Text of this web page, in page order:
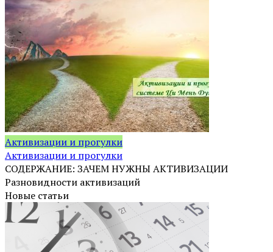
Активизации и прогулки
Активизации и прогулки
СОДЕРЖАНИЕ: ЗАЧЕМ НУЖНЫ АКТИВИЗАЦИИ
Разновидности активизаций
Новые статьи